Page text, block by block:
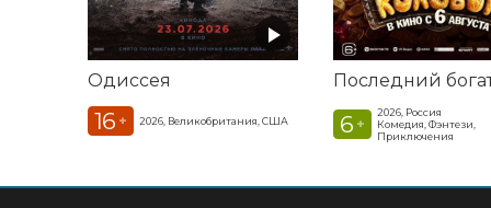
Одиссея
16 + 2026, Великобритания, США 6 +
2026, Россия
Комедия, Фэнтези,
Приключения